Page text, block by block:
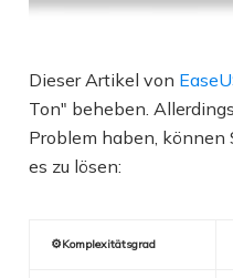
Dieser Artikel von
Ton" beheben.
Problem haben, können
es zu lösen:
⚙️Komplexitätsgrad